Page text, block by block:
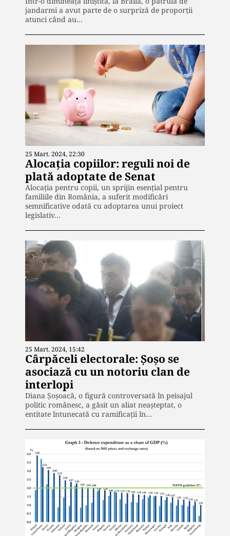
jandarmi a avut parte de o surpriză de proporții
atunci când au…
25 Mart. 2024, 22:30
Alocația copiilor: reguli noi de
plată adoptate de Senat
Alocația pentru copii, un sprijin esențial pentru
familiile din România, a suferit modificări
semnificative odată cu adoptarea unui proiect
legislativ…
25 Mart. 2024, 15:42
Cârpăceli electorale: Șoșo se
asociază cu un notoriu clan de
interlopi
Diana Șoșoacă, o figură controversată în peisajul
politic românesc, a găsit un aliat neașteptat, o
entitate întunecată cu ramificații în…